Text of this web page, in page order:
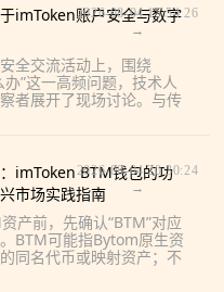
imToken账户安全与数字
2026-08-04 15:54:26
→
全交流活动上，围绕
”这一高频问题，技术人
者展开了现场讨论。与传
imToken BTM钱包的功
市场实践指南
2026-08-04 20:30:24
→
产前，先确认“BTM”对应
BTM可能指Bytom原生资
同名代币或映射资产；不